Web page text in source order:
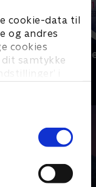
cookie-data til
og andres
cookies
samtykke
i
Sport